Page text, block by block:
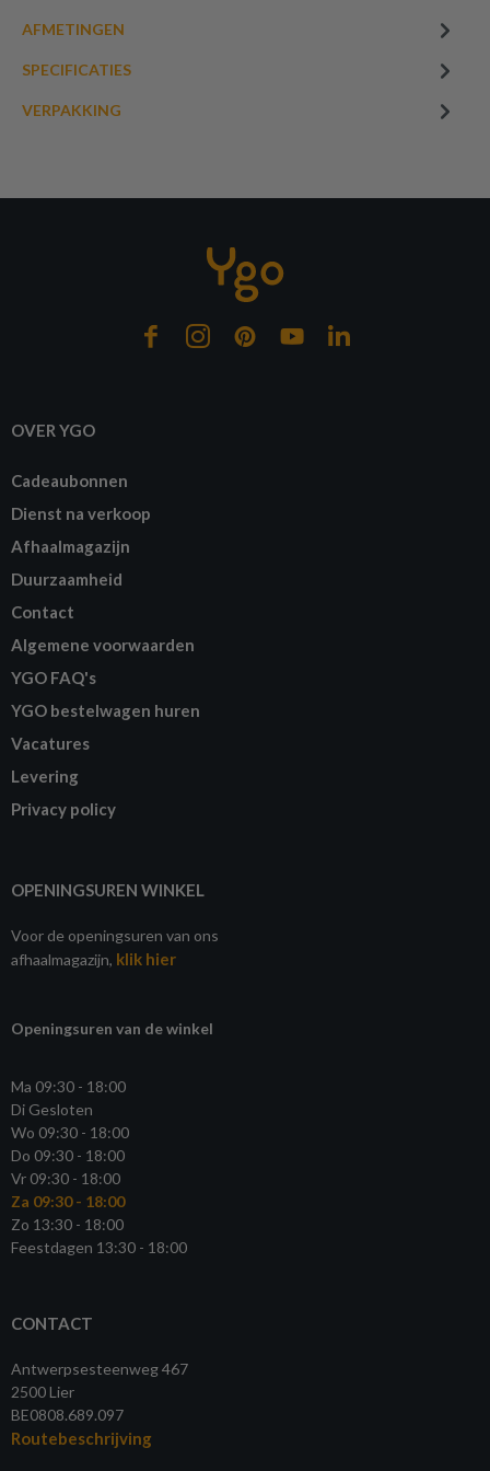
AFMETINGEN
SPECIFICATIES
VERPAKKING
OVER YGO
Cadeaubonnen
Dienst na verkoop
Afhaalmagazijn
Duurzaamheid
Contact
Algemene voorwaarden
YGO FAQ's
YGO bestelwagen huren
Vacatures
Levering
Privacy policy
OPENINGSUREN WINKEL
Voor de openingsuren van ons
afhaalmagazijn, klik hier
Openingsuren van de winkel
Ma 09:30 - 18:00
Di Gesloten
Wo 09:30 - 18:00
Do 09:30 - 18:00
Vr 09:30 - 18:00
Za 09:30 - 18:00
Zo 13:30 - 18:00
Feestdagen 13:30 - 18:00
CONTACT
Antwerpsesteenweg 467
2500 Lier
BE0808.689.097
Routebeschrijving